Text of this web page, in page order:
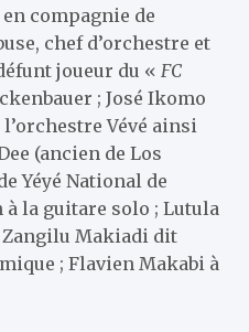
compagnie de
chef d’orchestre et
joueur du « FC
; José Ikomo
Vévé ainsi
(ancien de Los
Yéyé National de
la guitare solo ; Lutula
Makiadi dit
; Flavien Makabi à